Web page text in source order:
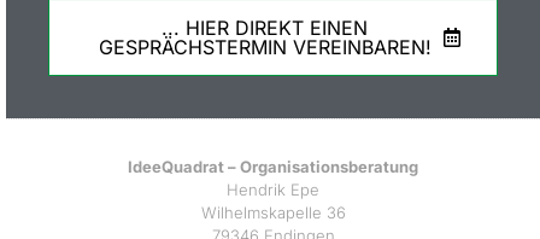
... HIER DIREKT EINEN
GESPRÄCHSTERMIN VEREINBAREN!
IdeeQuadrat – Organisationsberatung
Hendrik Epe
Wilhelmskapelle 36